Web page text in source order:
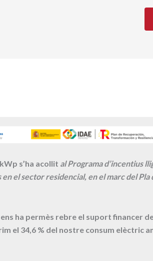
s’ha acollit al Programa d’incentius
el sector residencial, en el marc del
ha permès rebre el suport financer
el 34,6 % del nostre consum elèctric